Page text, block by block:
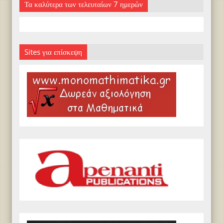
Τα καλύτερα των τελευταίων 7 ημερών
Sites για επίσκεψη